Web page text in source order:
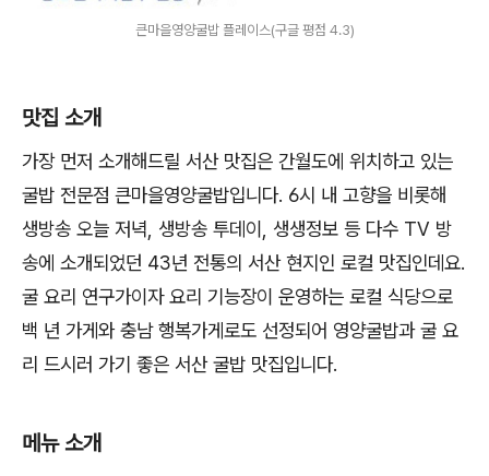
큰마을영양굴밥 플레이스(구글 평점 4.3)
맛집 소개
가장 먼저 소개해드릴 서산 맛집은 간월도에 위치하고 있는
굴밥 전문점 큰마을영양굴밥입니다. 6시 내 고향을 비롯해
생방송 오늘 저녁, 생방송 투데이, 생생정보 등 다수 TV 방
송에 소개되었던 43년 전통의 서산 현지인 로컬 맛집인데요.
굴 요리 연구가이자 요리 기능장이 운영하는 로컬 식당으로
백 년 가게와 충남 행복가게로도 선정되어 영양굴밥과 굴 요
리 드시러 가기 좋은 서산 굴밥 맛집입니다.
메뉴 소개